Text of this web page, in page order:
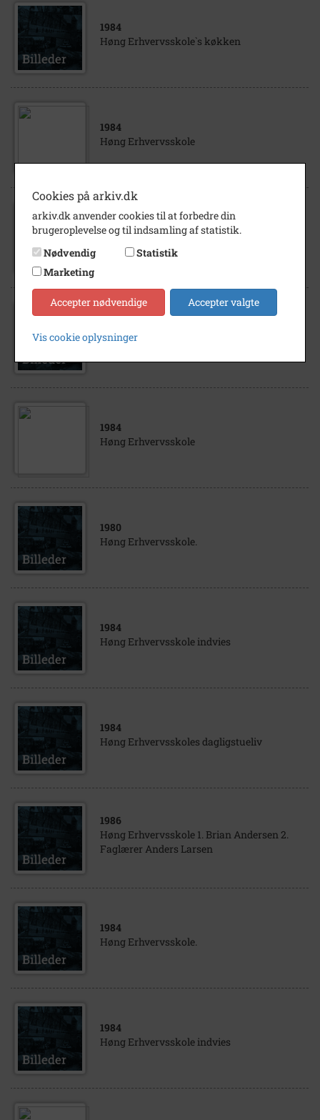
1984
Høng Erhvervsskole`s køkken
1984
Høng Erhvervsskole
1980
Høng Erhvervsskole indvies
1984
Høng Erhvervsskole
1980
Høng Erhvervsskole.
1984
Høng Erhvervsskole indvies
1984
Høng Erhvervsskoles dagligstueliv
1986
Høng Erhvervsskole 1. Brian Andersen 2.
Faglærer Anders Larsen
1984
Høng Erhvervsskole.
1984
Høng Erhvervsskole indvies
Cookies på arkiv.dk
arkiv.dk anvender cookies til at forbedre din
brugeroplevelse og til indsamling af statistik.
Nødvendig
Statistik
Marketing
Accepter nødvendige Accepter valgte
Vis cookie oplysninger